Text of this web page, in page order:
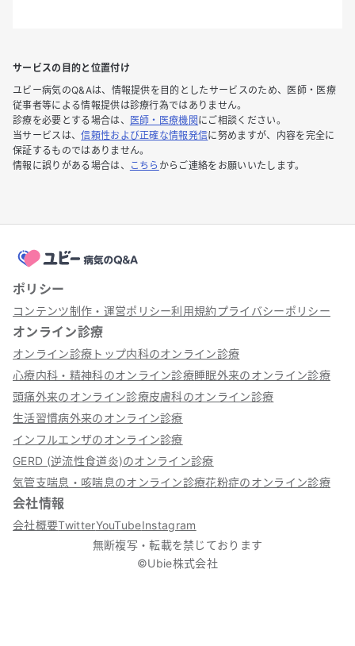
サービスの目的と位置付け
ユビー病気のQ&Aは、情報提供を目的としたサービスのため、医師・医療
従事者等による情報提供は診療行為ではありません。
診療を必要とする場合は、
医師・医療機関 にご相談ください。
当サービスは、信頼性および正確な情報発信に努めますが、内容を完全に
保証するものではありません。
情報に誤りがある場合は、
こちら からご連絡をお願いいたします。
ポリシー
コンテンツ制作・運営ポリシー利用規約プライバシーポリシー
オンライン診療
オンライン診療トップ内科のオンライン診療
心療内科・精神科のオンライン診療睡眠外来のオンライン診療
頭痛外来のオンライン診療皮膚科のオンライン診療
生活習慣病外来のオンライン診療
インフルエンザのオンライン診療
GERD (逆流性食道炎)のオンライン診療
気管支喘息・咳喘息のオンライン診療花粉症のオンライン診療
会社情報
会社概要TwitterYouTubeInstagram
無断複写・転載を禁じております
©Ubie株式会社